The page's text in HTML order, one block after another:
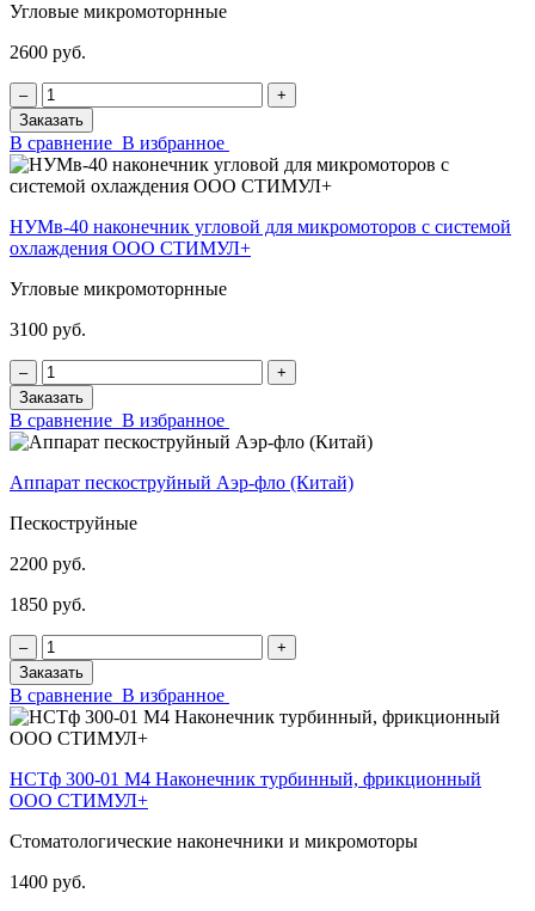
Угловые микромоторнные
2600 руб.
‒
+
Заказать
В сравнение В избранное
НУМв-40 наконечник угловой для микромоторов с системой
охлаждения ООО СТИМУЛ+
Угловые микромоторнные
3100 руб.
‒
+
Заказать
В сравнение В избранное
Аппарат пескоструйный Аэр-фло (Китай)
Пескоструйные
2200 руб.
1850 руб.
‒
+
Заказать
В сравнение В избранное
НСТф 300-01 М4 Наконечник турбинный, фрикционный
ООО СТИМУЛ+
Стоматологические наконечники и микромоторы
1400 руб.